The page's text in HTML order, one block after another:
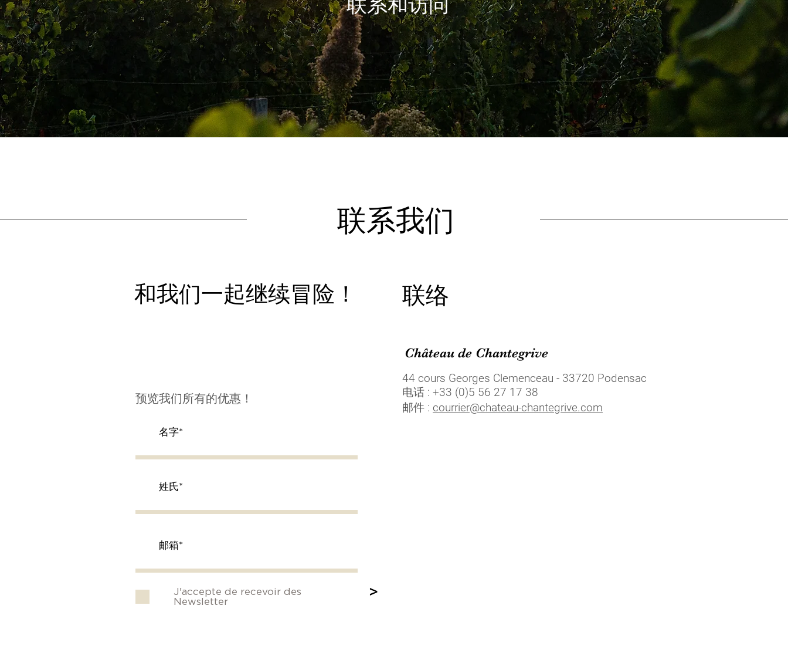
INFORMATIONS PRATIQUES
CONTACT & ACCÈS
联系我们
和我们一起继续冒险！ 联络
Château de Chantegrive
预览我们所有的优惠！
>
J'accepte de recevoir des
Newsletter
44 cours Georges Clemenceau - 33720 Podensac
电话 : +33 (0)5 56 27 17 38
邮件 : courrier@chateau-chantegrive.com